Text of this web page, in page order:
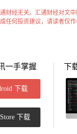
财经无关。汇通财经对文
任何投资建议，请读者仅
一手掌握
下载
下载
下